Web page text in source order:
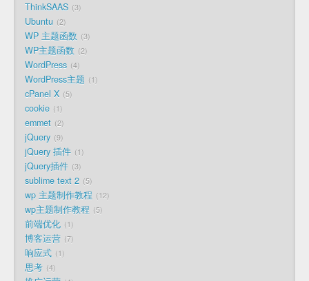
ThinkSAAS 3
Ubuntu 2
WP 主题函数 3
WP主题函数 2
WordPress 4
WordPress主题 1
cPanel X 5
cookie 1
emmet 2
jQuery 9
jQuery 插件 1
jQuery插件 3
sublime text 2 5
wp 主题制作教程 12
wp主题制作教程 5
前端优化 1
博客运营 7
响应式 1
思考 4